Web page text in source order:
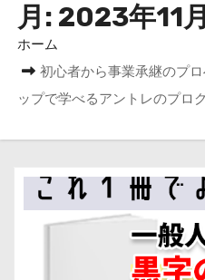
月: 2023年11月
ホーム
初心者から事業承継のプ
ップで学べるアントレのプロ